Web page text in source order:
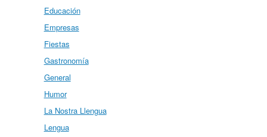
Educación
Empresas
Fiestas
Gastronomía
General
Humor
La Nostra Llengua
Lengua